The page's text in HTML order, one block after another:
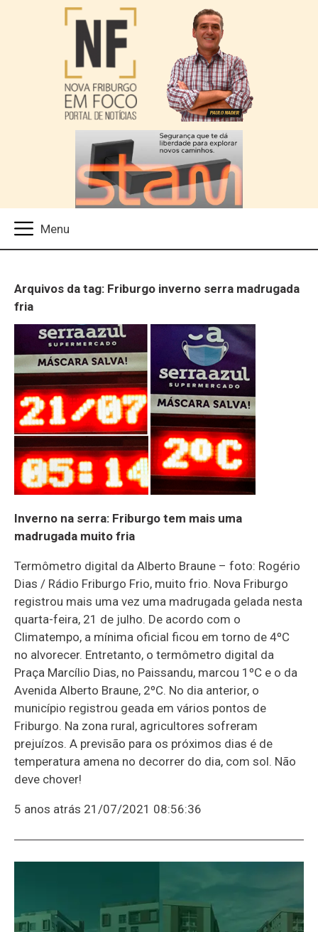
Arquivos da tag: Friburgo inverno serra madrugada
fria
Inverno na serra: Friburgo tem mais uma
madrugada muito fria
Termômetro digital da Alberto Braune – foto: Rogério
Dias / Rádio Friburgo Frio, muito frio. Nova Friburgo
registrou mais uma vez uma madrugada gelada nesta
quarta-feira, 21 de julho. De acordo com o
Climatempo, a mínima oficial ficou em torno de 4ºC
no alvorecer. Entretanto, o termômetro digital da
Praça Marcílio Dias, no Paissandu, marcou 1ºC e o da
Avenida Alberto Braune, 2ºC. No dia anterior, o
município registrou geada em vários pontos de
Friburgo. Na zona rural, agricultores sofreram
prejuízos. A previsão para os próximos dias é de
temperatura amena no decorrer do dia, com sol. Não
deve chover!
5 anos atrás 21/07/2021 08:56:36